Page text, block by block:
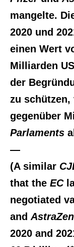
mangelte.
2020 und
einen Wert
Milliarden
der
zu schützen,
gegenüber
Parlaments
—
(A similar
that the EC
negotiated
and
2020 and